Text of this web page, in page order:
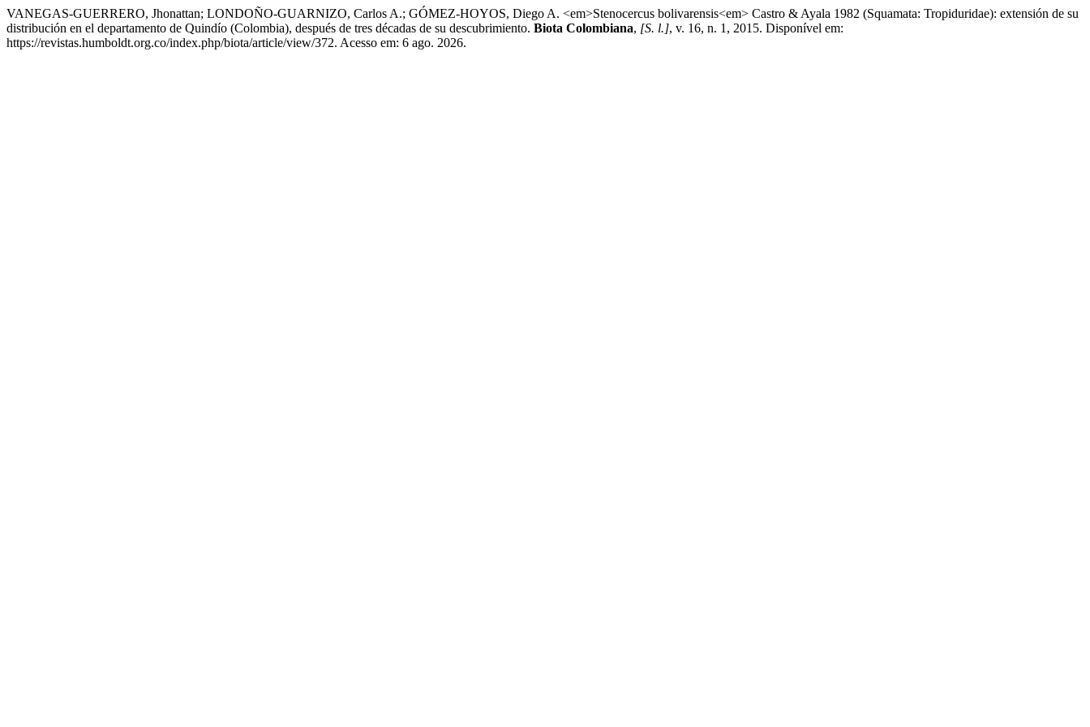
VANEGAS-GUERRERO, Jhonattan; LONDOÑO-GUARNIZO, Carlos A.; GÓMEZ-HOYOS, Diego A. <em>Stenocercus bolivarensis<em> Castro & Ayala 1982 (Squamata: Tropiduridae): extensión de su
distribución en el departamento de Quindío (Colombia), después de tres décadas de su descubrimiento. Biota Colombiana, [S. l.], v. 16, n. 1, 2015. Disponível em:
https://revistas.humboldt.org.co/index.php/biota/article/view/372. Acesso em: 6 ago. 2026.